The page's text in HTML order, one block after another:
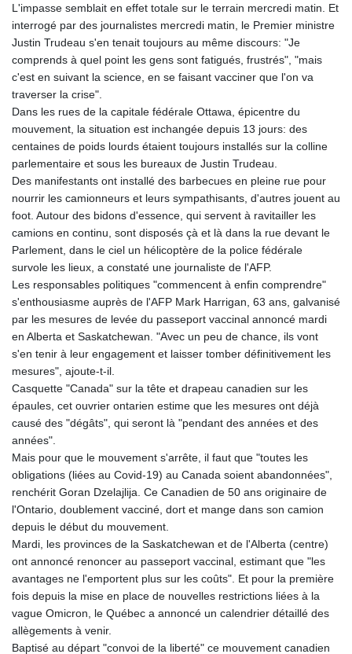
L'impasse semblait en effet totale sur le terrain mercredi matin. Et
interrogé par des journalistes mercredi matin, le Premier ministre
Justin Trudeau s'en tenait toujours au même discours: "Je
comprends à quel point les gens sont fatigués, frustrés", "mais
c'est en suivant la science, en se faisant vacciner que l'on va
traverser la crise".
Dans les rues de la capitale fédérale Ottawa, épicentre du
mouvement, la situation est inchangée depuis 13 jours: des
centaines de poids lourds étaient toujours installés sur la colline
parlementaire et sous les bureaux de Justin Trudeau.
Des manifestants ont installé des barbecues en pleine rue pour
nourrir les camionneurs et leurs sympathisants, d'autres jouent au
foot. Autour des bidons d'essence, qui servent à ravitailler les
camions en continu, sont disposés çà et là dans la rue devant le
Parlement, dans le ciel un hélicoptère de la police fédérale
survole les lieux, a constaté une journaliste de l'AFP.
Les responsables politiques "commencent à enfin comprendre"
s'enthousiasme auprès de l'AFP Mark Harrigan, 63 ans, galvanisé
par les mesures de levée du passeport vaccinal annoncé mardi
en Alberta et Saskatchewan. "Avec un peu de chance, ils vont
s'en tenir à leur engagement et laisser tomber définitivement les
mesures", ajoute-t-il.
Casquette "Canada" sur la tête et drapeau canadien sur les
épaules, cet ouvrier ontarien estime que les mesures ont déjà
causé des "dégâts", qui seront là "pendant des années et des
années".
Mais pour que le mouvement s'arrête, il faut que "toutes les
obligations (liées au Covid-19) au Canada soient abandonnées",
renchérit Goran Dzelajlija. Ce Canadien de 50 ans originaire de
l'Ontario, doublement vacciné, dort et mange dans son camion
depuis le début du mouvement.
Mardi, les provinces de la Saskatchewan et de l'Alberta (centre)
ont annoncé renoncer au passeport vaccinal, estimant que "les
avantages ne l'emportent plus sur les coûts". Et pour la première
fois depuis la mise en place de nouvelles restrictions liées à la
vague Omicron, le Québec a annoncé un calendrier détaillé des
allègements à venir.
Baptisé au départ "convoi de la liberté" ce mouvement canadien